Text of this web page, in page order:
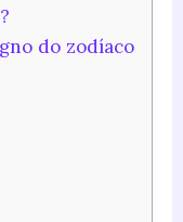
do zodíaco